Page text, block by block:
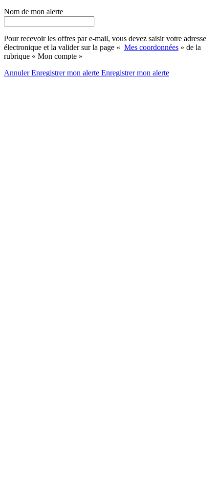
Nom de mon alerte
Pour recevoir les offres par e-mail, vous devez saisir votre adresse
électronique et la valider sur la page « Mes coordonnées » de la
rubrique « Mon compte »
AnnulerEnregistrer mon alerte Enregistrermon alerte